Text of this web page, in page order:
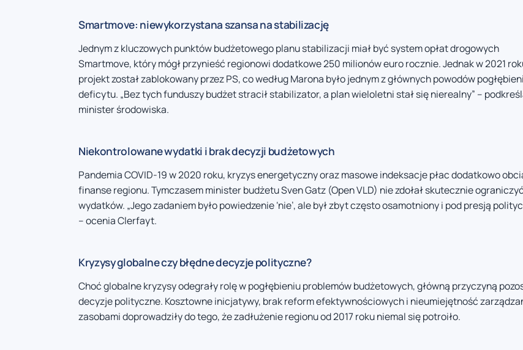
Smartmove: niewykorzystana szansa na stabilizację
Jednym z kluczowych punktów budżetowego planu stabilizacji miał być system opłat drogowych
Smartmove, który mógł przynieść regionowi dodatkowe 250 milionów euro rocznie. Jednak w 2021
projekt został zablokowany przez PS, co według Marona było jednym z głównych powodów
deficytu. „Bez tych funduszy budżet stracił stabilizator, a plan wieloletni stał się nierealny” –
minister środowiska.
Niekontrolowane wydatki i brak decyzji budżetowych
Pandemia COVID-19 w 2020 roku, kryzys energetyczny oraz masowe indeksacje płac dodatkowo
finanse regionu. Tymczasem minister budżetu Sven Gatz (Open VLD) nie zdołał skutecznie ograniczyć
wydatków. „Jego zadaniem było powiedzenie ‘nie’, ale był zbyt często osamotniony i pod presją
– ocenia Clerfayt.
Kryzysy globalne czy błędne decyzje polityczne?
Choć globalne kryzysy odegrały rolę w pogłębieniu problemów budżetowych, główną przyczyną
decyzje polityczne. Kosztowne inicjatywy, brak reform efektywnościowych i nieumiejętność
zasobami doprowadziły do tego, że zadłużenie regionu od 2017 roku niemal się potroiło.